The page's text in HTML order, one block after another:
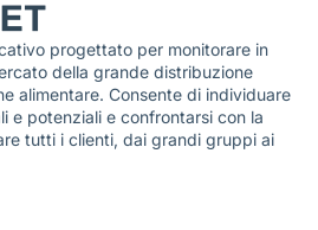
progettato per monitorare in
della grande distribuzione
alimentare. Consente di individuare
e potenziali e confrontarsi con la
tutti i clienti, dai grandi gruppi ai